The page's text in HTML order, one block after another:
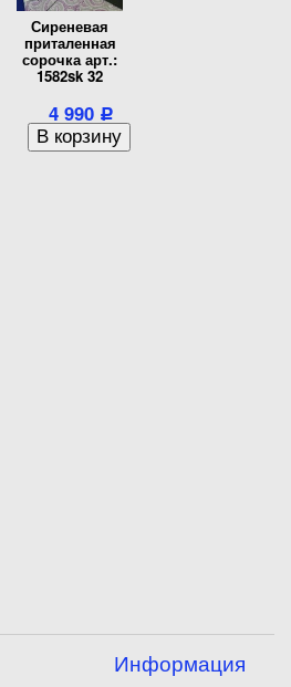
Сиреневая
приталенная
сорочка арт.:
1582sk 32
4 990 Р
Информация